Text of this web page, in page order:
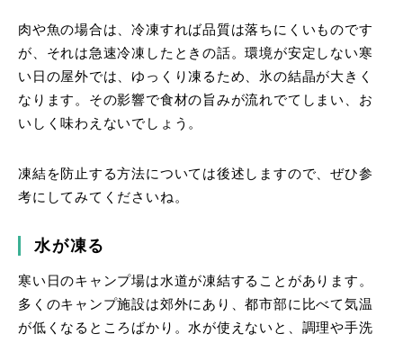
肉や魚の場合は、冷凍すれば品質は落ちにくいものです
が、それは急速冷凍したときの話。環境が安定しない寒
い日の屋外では、ゆっくり凍るため、氷の結晶が大きく
なります。その影響で食材の旨みが流れでてしまい、お
いしく味わえないでしょう。
凍結を防止する方法については後述しますので、ぜひ参
考にしてみてくださいね。
水が凍る
寒い日のキャンプ場は水道が凍結することがあります。
多くのキャンプ施設は郊外にあり、都市部に比べて気温
が低くなるところばかり。水が使えないと、調理や手洗